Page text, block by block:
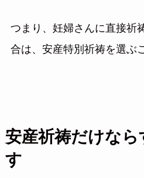
つまり、妊婦さんに直接祈
合は、安産特別祈祷を選ぶ
安産祈祷だけなら
す